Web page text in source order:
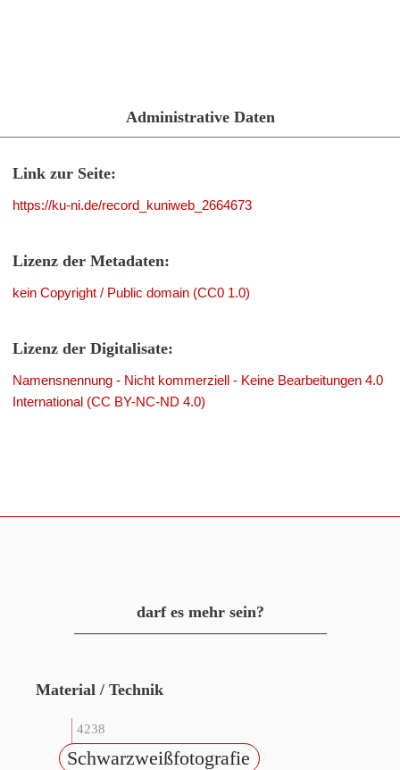
Administrative Daten
Link zur Seite:
https://ku-ni.de/record_kuniweb_2664673
Lizenz der Metadaten:
kein Copyright / Public domain (CC0 1.0)
Lizenz der Digitalisate:
Namensnennung - Nicht kommerziell - Keine Bearbeitungen 4.0
International (CC BY-NC-ND 4.0)
darf es mehr sein?
Material / Technik
4238
Schwarzweißfotografie